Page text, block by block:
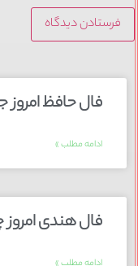
فال حافظ امروز جمعه 24
ادامه مطلب »
فال هندی امروز